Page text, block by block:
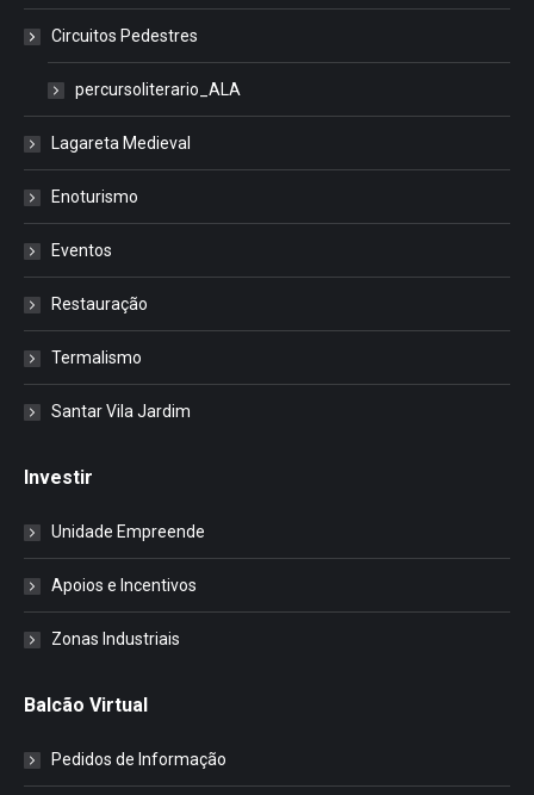
Circuitos Pedestres
percursoliterario_ALA
Lagareta Medieval
Enoturismo
Eventos
Restauração
Termalismo
Santar Vila Jardim
Investir
Unidade Empreende
Apoios e Incentivos
Zonas Industriais
Balcão Virtual
Pedidos de Informação